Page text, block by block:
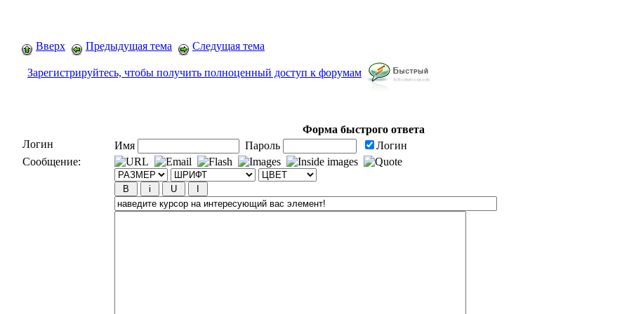
Вверх Предыдущая тема Следущая тема
Зарегистрируйтесь, чтобы получить полноценный доступ к форумам
Форма быстрого ответа
Логин
Имя Пароль
Логин
Сообщение: